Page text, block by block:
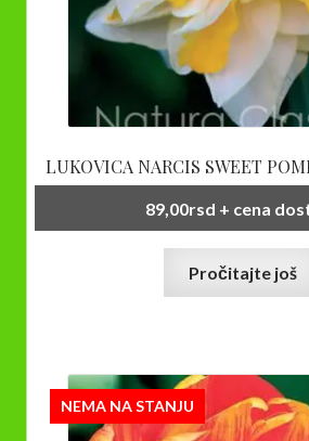
LUKOVICA NARCIS SWEET
89,00rsd + cena
Pročitajte još
NEMA NA STANJU